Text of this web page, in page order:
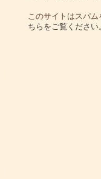
このサイトはスパ
ちらをご覧ください